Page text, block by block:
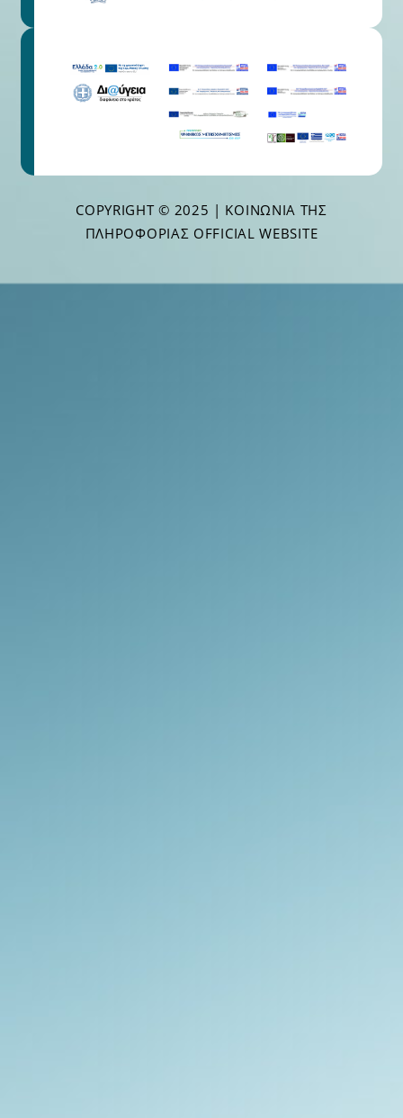
COPYRIGHT © 2025 | ΚΟΙΝΩΝΊΑ ΤΗΣ
ΠΛΗΡΟΦΟΡΊΑΣ OFFICIAL WEBSITE